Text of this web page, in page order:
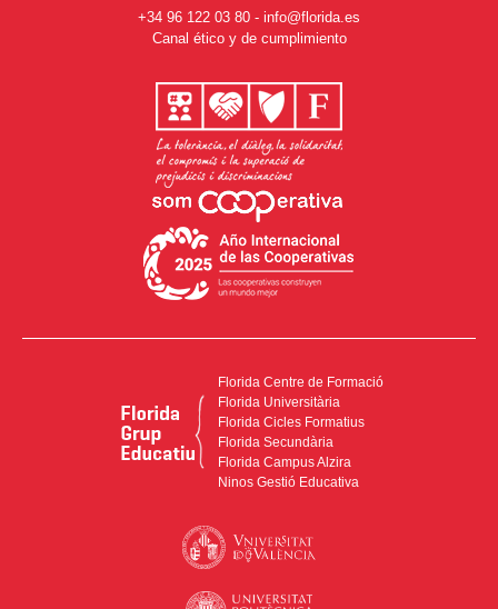
+34 96 122 03 80 - info@florida.es
Canal ético y de cumplimiento
Florida Centre de Formació
Florida Universitària
Florida Cicles Formatius
Florida Secundària
Florida Campus Alzira
Ninos Gestió Educativa